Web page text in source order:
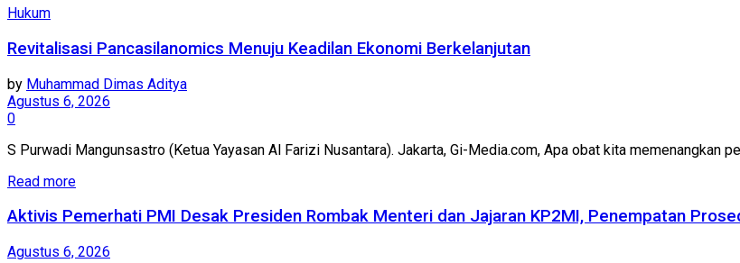
Hukum
Revitalisasi Pancasilanomics Menuju Keadilan Ekonomi Berkelanjutan
by Muhammad Dimas Aditya
Agustus 6, 2026
0
S Purwadi Mangunsastro (Ketua Yayasan Al Farizi Nusantara). Jakarta, Gi-Media.com, Apa obat kita memenangkan
Read more
Aktivis Pemerhati PMI Desak Presiden Rombak Menteri dan Jajaran KP2MI, Penempatan
Agustus 6, 2026